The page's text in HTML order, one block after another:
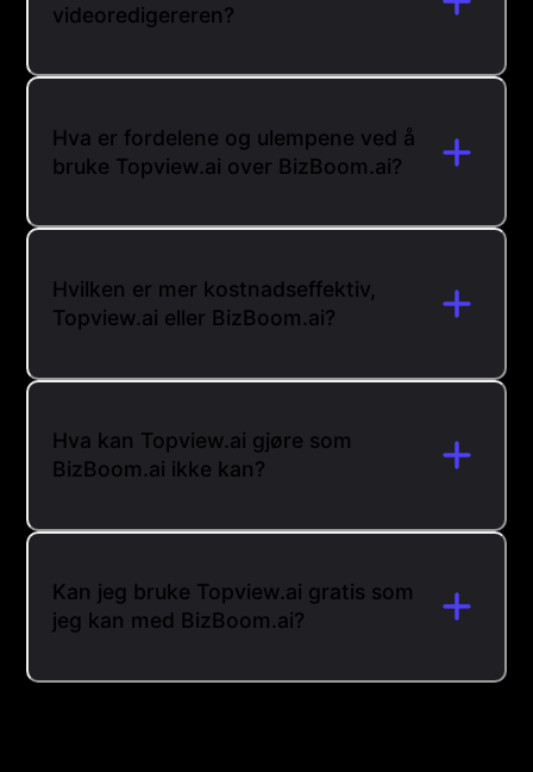
videoredigereren?
Hva er fordelene og ulempene ved å
bruke Topview.ai over BizBoom.ai?
Hvilken er mer kostnadseffektiv,
Topview.ai eller BizBoom.ai?
Hva kan Topview.ai gjøre som
BizBoom.ai ikke kan?
Kan jeg bruke Topview.ai gratis som
jeg kan med BizBoom.ai?